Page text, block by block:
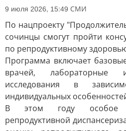
9 июля 2026, 15:49 СМИ
По нацпроекту
сочинцы смогут пройти
по репродуктивному
Программа включает
врачей, лабораторные
исследования в
индивидуальных
В этом году особое
репродуктивной